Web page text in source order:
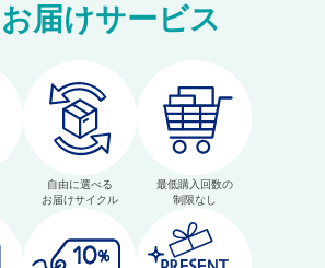
届けサービス
自由に選べる
お届けサイクル
最低購入回数の
制限なし